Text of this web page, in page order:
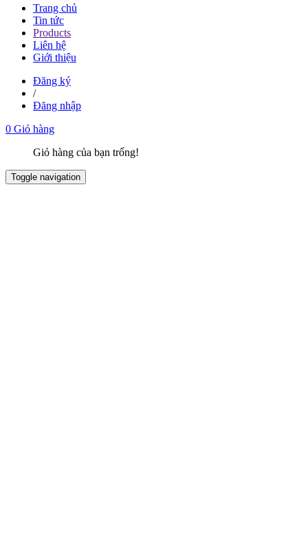
Trang chủ
Tin tức
Products
Liên hệ
Giới thiệu
Đăng ký
/
Đăng nhập
0 Giỏ hàng
Giỏ hàng của bạn trống!
Toggle navigation